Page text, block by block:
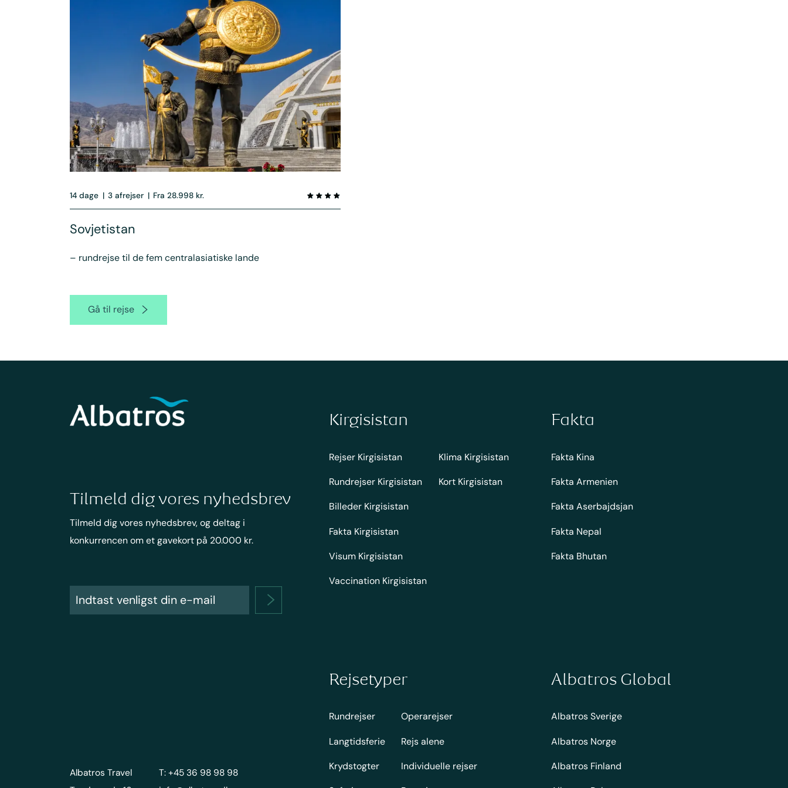
14 dage | 3 afrejser | Fra 28.998 kr.
Sovjetistan
– rundrejse til de fem centralasiatiske lande
Gå til rejse
Tilmeld dig vores nyhedsbrev
Tilmeld dig vores nyhedsbrev, og deltag i
konkurrencen om et gavekort på 20.000 kr.
Kirgisistan
Rejser Kirgisistan
Rundrejser Kirgisistan
Billeder Kirgisistan
Fakta Kirgisistan
Visum Kirgisistan
Vaccination Kirgisistan
Klima Kirgisistan
Kort Kirgisistan
Fakta
Fakta Kina
Fakta Armenien
Fakta Aserbajdsjan
Fakta Nepal
Fakta Bhutan
Albatros Travel
T: +45 36 98 98 98
Rejsetyper
Rundrejser
Langtidsferie
Krydstogter
Operarejser
Rejs alene
Individuelle rejser
Albatros Global
Albatros Sverige
Albatros Norge
Albatros Finland